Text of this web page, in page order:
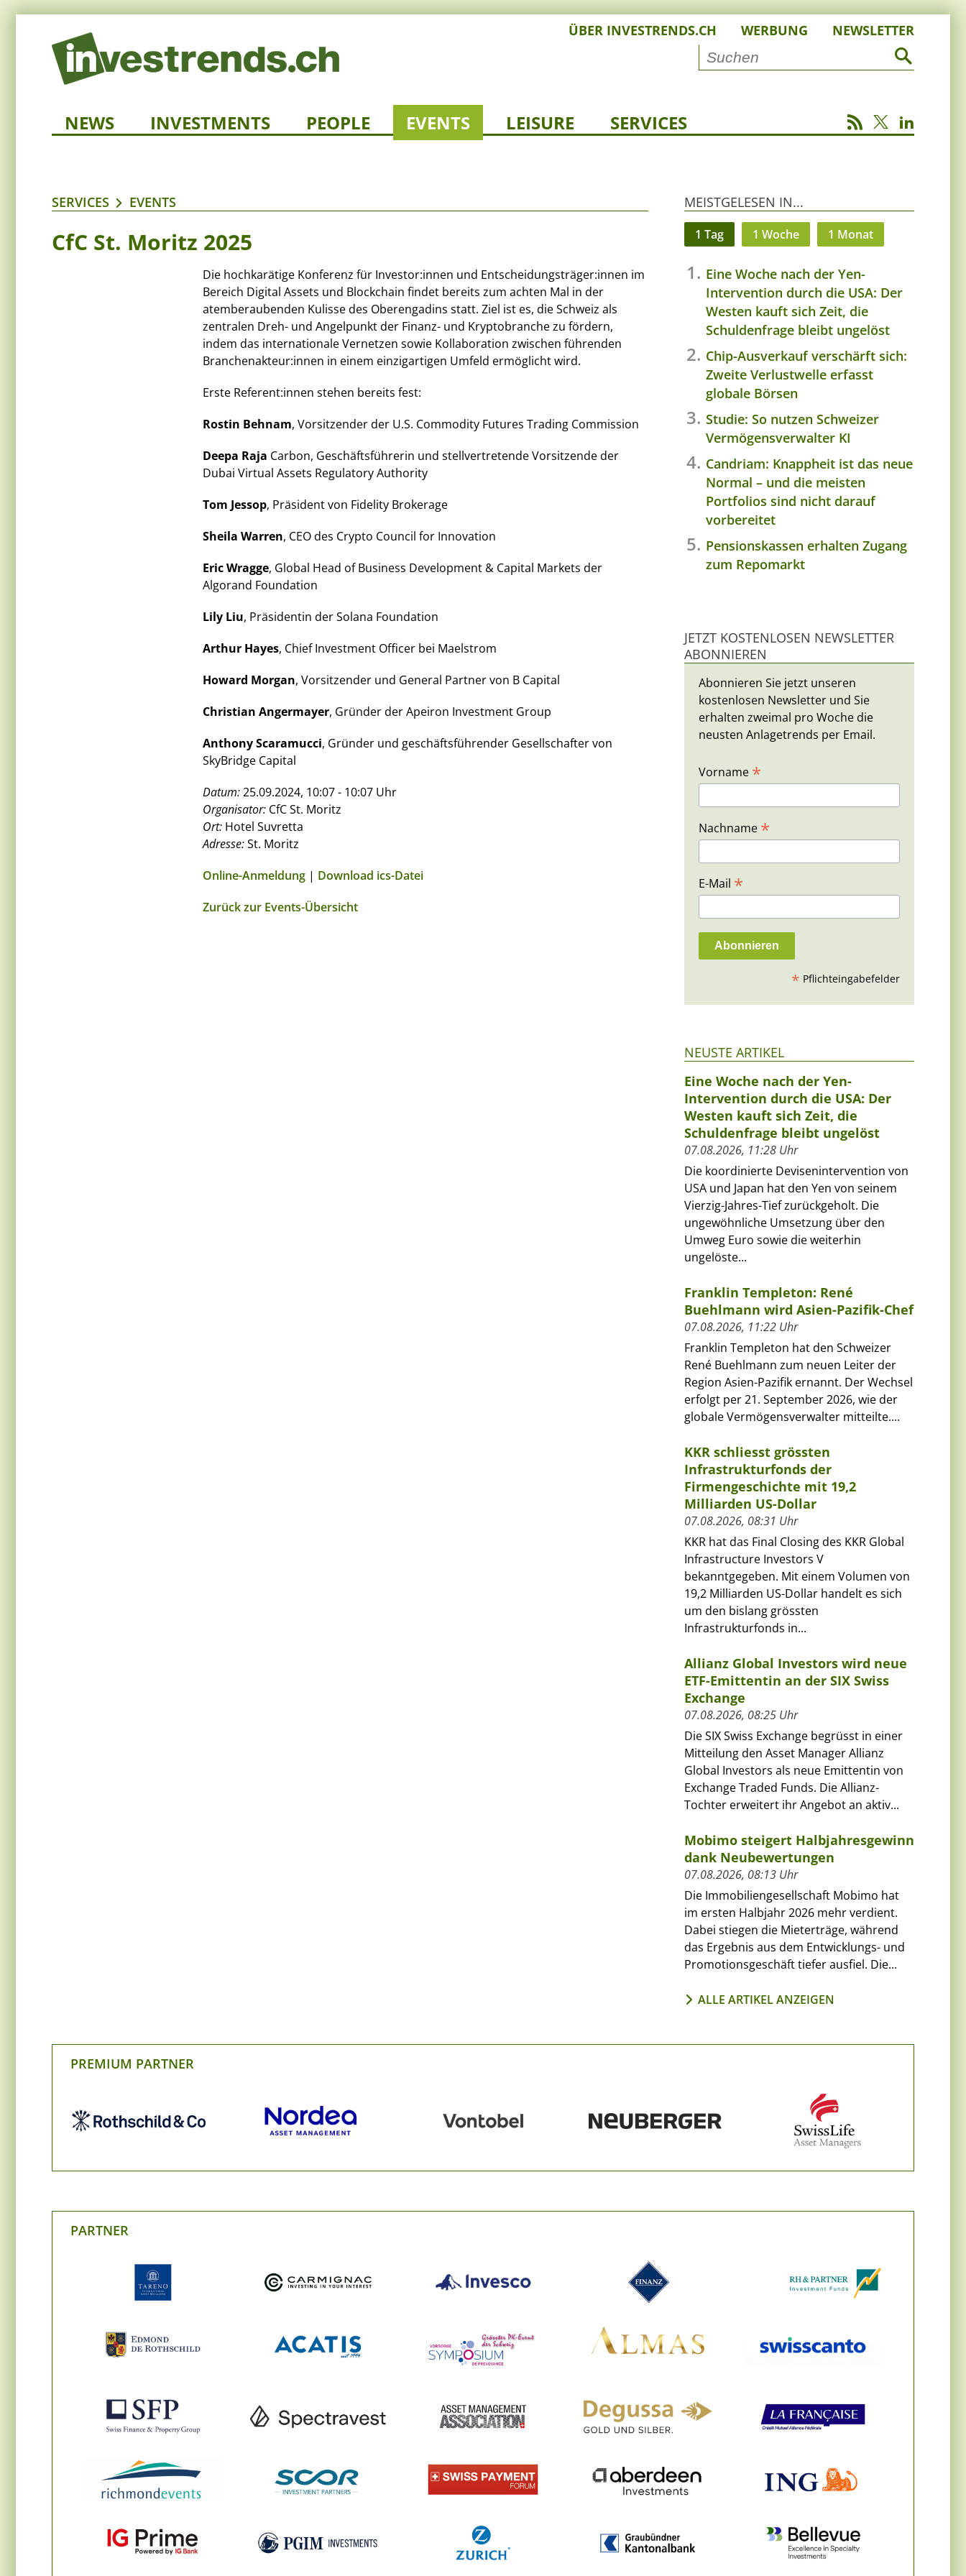
ÜBER INVESTRENDS.CH WERBUNG NEWSLETTER
NEWS INVESTMENTS PEOPLE EVENTS LEISURE SERVICES
SERVICES EVENTS
CfC St. Moritz 2025
Die hochkarätige Konferenz für Investor:innen und Entscheidungsträger:innen im
Bereich Digital Assets und Blockchain findet bereits zum achten Mal in der
atemberaubenden Kulisse des Oberengadins statt. Ziel ist es, die Schweiz als
zentralen Dreh- und Angelpunkt der Finanz- und Kryptobranche zu fördern,
indem das internationale Vernetzen sowie Kollaboration zwischen führenden
Branchenakteur:innen in einem einzigartigen Umfeld ermöglicht wird.
Erste Referent:innen stehen bereits fest:
Rostin Behnam, Vorsitzender der U.S. Commodity Futures Trading Commission
Deepa Raja Carbon, Geschäftsführerin und stellvertretende Vorsitzende der
Dubai Virtual Assets Regulatory Authority
Tom Jessop, Präsident von Fidelity Brokerage
Sheila Warren, CEO des Crypto Council for Innovation
Eric Wragge, Global Head of Business Development & Capital Markets der
Algorand Foundation
Lily Liu, Präsidentin der Solana Foundation
Arthur Hayes, Chief Investment Officer bei Maelstrom
Howard Morgan, Vorsitzender und General Partner von B Capital
Christian Angermayer, Gründer der Apeiron Investment Group
Anthony Scaramucci, Gründer und geschäftsführender Gesellschafter von
SkyBridge Capital
Datum:25.09.2024, 10:07 - 10:07 Uhr
Organisator: CfC St. Moritz
Ort: Hotel Suvretta
Adresse:St. Moritz
Online-Anmeldung | Download ics-Datei
Zurück zur Events-Übersicht
MEISTGELESEN IN...
1 Tag 1 Woche 1 Monat
Eine Woche nach der Yen-
Intervention durch die USA: Der
Westen kauft sich Zeit, die
Schuldenfrage bleibt ungelöst
Chip-Ausverkauf verschärft sich:
Zweite Verlustwelle erfasst
globale Börsen
Studie: So nutzen Schweizer
Vermögensverwalter KI
Candriam: Knappheit ist das neue
Normal – und die meisten
Portfolios sind nicht darauf
vorbereitet
Pensionskassen erhalten Zugang
zum Repomarkt
JETZT KOSTENLOSEN NEWSLETTER
ABONNIEREN
Abonnieren Sie jetzt unseren
kostenlosen Newsletter und Sie
erhalten zweimal pro Woche die
neusten Anlagetrends per Email.
Vorname *
Nachname *
E-Mail *
* Pflichteingabefelder
NEUSTE ARTIKEL
Eine Woche nach der Yen-
Intervention durch die USA: Der
Westen kauft sich Zeit, die
Schuldenfrage bleibt ungelöst
07.08.2026, 11:28 Uhr
Die koordinierte Devisenintervention von
USA und Japan hat den Yen von seinem
Vierzig-Jahres-Tief zurückgeholt. Die
ungewöhnliche Umsetzung über den
Umweg Euro sowie die weiterhin
ungelöste...
Franklin Templeton: René
Buehlmann wird Asien-Pazifik-Chef
07.08.2026, 11:22 Uhr
Franklin Templeton hat den Schweizer
René Buehlmann zum neuen Leiter der
Region Asien-Pazifik ernannt. Der Wechsel
erfolgt per 21. September 2026, wie der
globale Vermögensverwalter mitteilte....
KKR schliesst grössten
Infrastrukturfonds der
Firmengeschichte mit 19,2
Milliarden US-Dollar
07.08.2026, 08:31 Uhr
KKR hat das Final Closing des KKR Global
Infrastructure Investors V
bekanntgegeben. Mit einem Volumen von
19,2 Milliarden US-Dollar handelt es sich
um den bislang grössten
Infrastrukturfonds in...
Allianz Global Investors wird neue
ETF-Emittentin an der SIX Swiss
Exchange
07.08.2026, 08:25 Uhr
Die SIX Swiss Exchange begrüsst in einer
Mitteilung den Asset Manager Allianz
Global Investors als neue Emittentin von
Exchange Traded Funds. Die Allianz-
Tochter erweitert ihr Angebot an aktiv...
Mobimo steigert Halbjahresgewinn
dank Neubewertungen
07.08.2026, 08:13 Uhr
Die Immobiliengesellschaft Mobimo hat
im ersten Halbjahr 2026 mehr verdient.
Dabei stiegen die Mieterträge, während
das Ergebnis aus dem Entwicklungs- und
Promotionsgeschäft tiefer ausfiel. Die...
ALLE ARTIKEL ANZEIGEN
PREMIUM PARTNER
PARTNER